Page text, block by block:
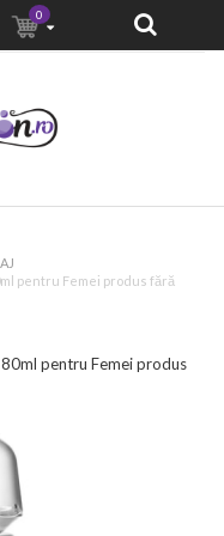
0
pentru Femei produs fără
pentru Femei produs